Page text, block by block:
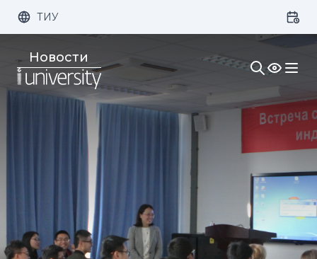
Размер шрифта: Цвет:
Изображения: Кернинг: 2x 3x
Озвучивание:
ТИУ
Новости